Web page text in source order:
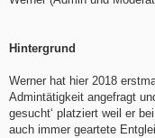
Hintergrund
Werner hat hier 2018
Admintätigkeit angefragt
gesucht‘ platziert weil er
auch immer geartete